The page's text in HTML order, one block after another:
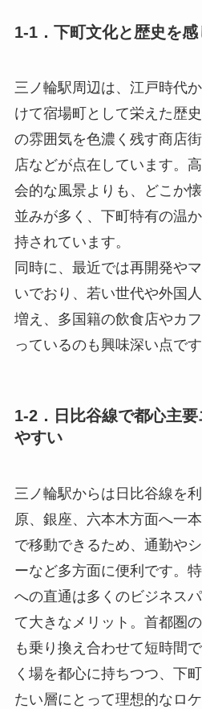
1-1．下町文化と歴史を
三ノ輪駅周辺は、江戸時代
けて宿場町として栄えた歴
の雰囲気を色濃く残す商店
店などが点在しています。
会的な風景よりも、どこか
並みが多く、下町特有の温
持されています。
同時に、最近では再開発や
いでおり、若い世代や外国
増え、多国籍の飲食店やカ
っているのも興味深い点です
1-2．日比谷線で都心主
やすい
三ノ輪駅からは日比谷線を
原、銀座、六本木方面へ一
で移動できるため、通勤や
ーなど多方面に便利です。
への直通は多くのビジネス
て大きなメリット。首都圏
も乗り換え合わせて短時間
く場を都心に持ちつつ、下
たい層にとって理想的なロ